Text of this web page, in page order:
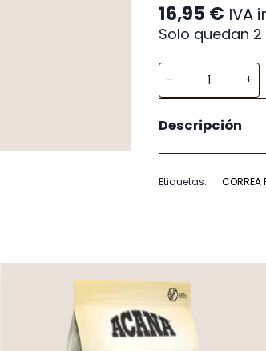
16,95 € IVA
Solo quedan
TRM
neón
120
Descripción
Etiquetas: CORREA